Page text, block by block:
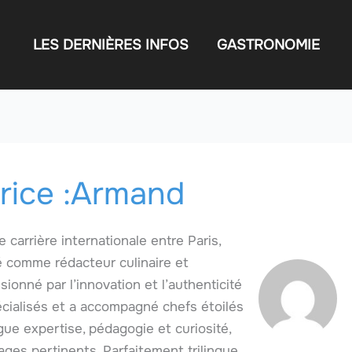
LES DERNIÈRES INFOS GASTRONOMIE
:Armand
carrière internationale entre Paris,
comme rédacteur culinaire et
par l’innovation et l’authenticité
et a accompagné chefs étoilés
expertise, pédagogie et curiosité,